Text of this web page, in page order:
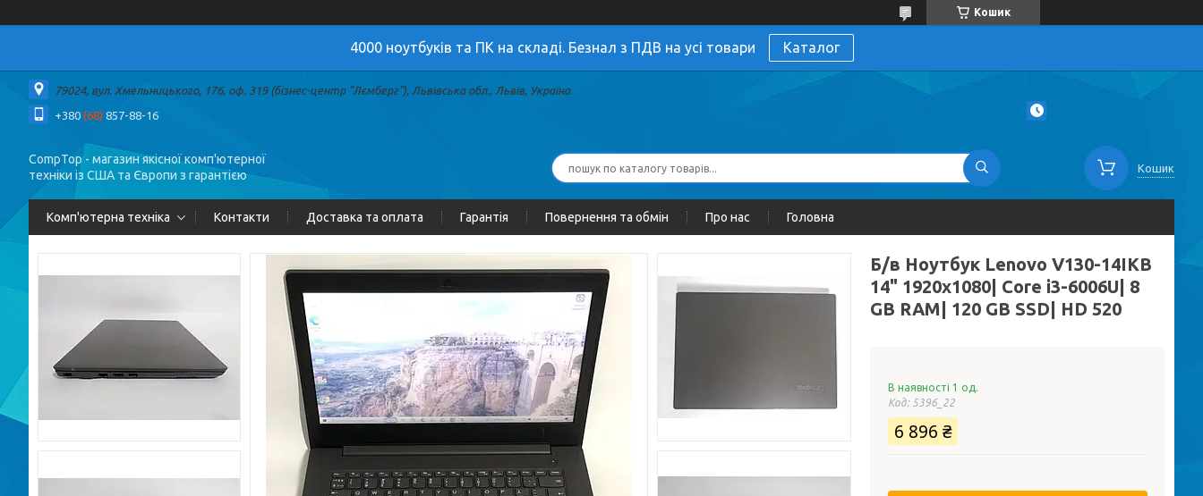
Кошик
4000 ноутбуків та ПК на складі. Безнал з ПДВ на усі товари Каталог
79024, вул. Хмельницького, 176, оф. 319 (бізнес-центр "Лємберг"), Львівська обл., Львів, Україна
+380 (68) 857-88-16
CompTop - магазин якісної комп'ютерної
техніки із США та Європи з гарантією
Кошик
Комп'ютерна техніка Контакти Доставка та оплата Гарантія Повернення та обмін Про нас Головна
Б/в Ноутбук Lenovo V130-14IKB
14" 1920x1080| Core i3-6006U| 8
GB RAM| 120 GB SSD| HD 520
В наявності 1 од.
Код: 5396_22
6 896 ₴